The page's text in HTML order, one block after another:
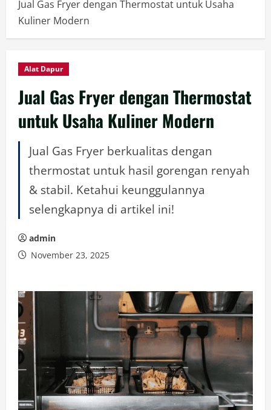
Jual Gas Fryer dengan Thermostat untuk Usaha
Kuliner Modern
Alat Dapur
Jual Gas Fryer dengan Thermostat
untuk Usaha Kuliner Modern
Jual Gas Fryer berkualitas dengan
thermostat untuk hasil gorengan renyah
& stabil. Ketahui keunggulannya
selengkapnya di artikel ini!
admin
November 23, 2025